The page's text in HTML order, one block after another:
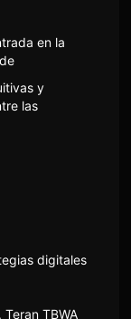
en la
y
las
digitales
TBWA